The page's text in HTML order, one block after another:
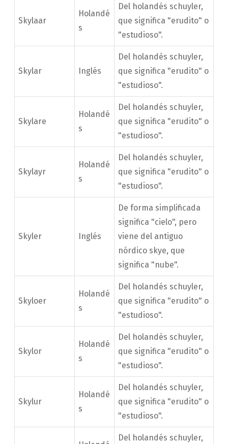
Skylaar
Holandé
s
Del holandés schuyler,
que significa "erudito" o
"estudioso".
Skylar Inglés
Del holandés schuyler,
que significa "erudito" o
"estudioso".
Skylare
Holandé
s
Del holandés schuyler,
que significa "erudito" o
"estudioso".
Skylayr
Holandé
s
Del holandés schuyler,
que significa "erudito" o
"estudioso".
Skyler Inglés
De forma simplificada
significa "cielo", pero
viene del antiguo
nórdico skye, que
significa "nube".
Skyloer
Holandé
s
Del holandés schuyler,
que significa "erudito" o
"estudioso".
Skylor
Holandé
s
Del holandés schuyler,
que significa "erudito" o
"estudioso".
Skylur
Holandé
s
Del holandés schuyler,
que significa "erudito" o
"estudioso".
Del holandés schuyler,